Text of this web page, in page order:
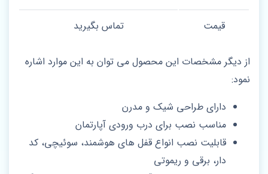
قیمت تماس بگیرید
از دیگر مشخصات این محصول می توان به این موارد اشاره
نمود:
دارای طراحی شیک و مدرن
مناسب نصب برای درب ورودی آپارتمان
قابلیت نصب انواع قفل های هوشمند، سوئیچی، کد
دار، برقی و ریموتی